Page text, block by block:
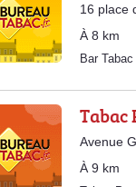
16 place
À 8 km
Bar
Tabac
Avenue
À 9 km